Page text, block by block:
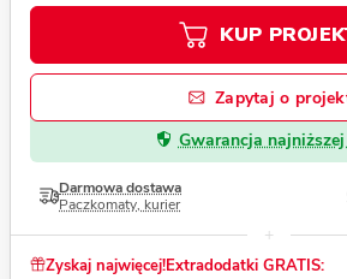
KUP
Zapytaj o
Gwarancja najniższej
Darmowa dostawa
Paczkomaty, kurier
Zyskaj najwięcej!Extradodatki GRATIS: